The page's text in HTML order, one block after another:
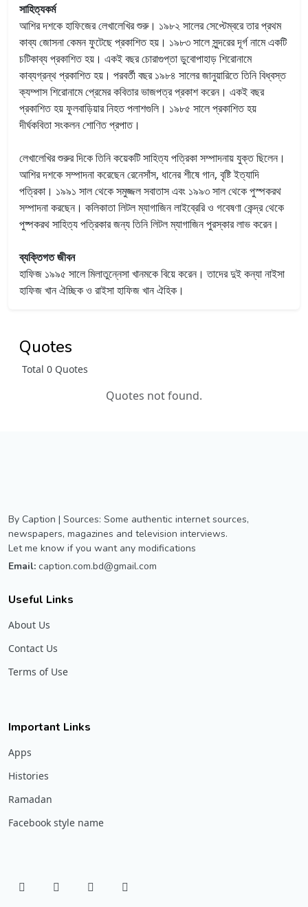
সাহিত্যকর্ম
আশির দশকে হাফিজের লেখালেখির শুরু। ১৯৮২ সালের সেপ্টেম্বরে তার প্রথম
কাব্য জোসনা কেমন ফুটেছে প্রকাশিত হয়। ১৯৮৩ সালে সুন্দরের দূর্গ নামে একটি
চটিকাব্য প্রকাশিত হয়। একই বছর চোরাগুপ্তা ডুবোপাহাড় শিরোনামে
কাব্যগ্রন্থ প্রকাশিত হয়। পরবর্তী বছর ১৯৮৪ সালের জানুয়ারিতে তিনি বিধ্বস্ত
ক্যম্পাস শিরোনামে প্রেমের কবিতার ভাজপত্র প্রকাশ করেন। একই বছর
প্রকাশিত হয় ফুলবাড়িয়ার নিহত পলাশগুলি। ১৯৮৫ সালে প্রকাশিত হয়
দীর্ঘকবিতা সংকলন শোণিত প্রপাত।
লেখালেখির শুরুর দিকে তিনি কয়েকটি সাহিত্য পত্রিকা সম্পাদনায় যুক্ত ছিলেন।
আশির দশকে সম্পাদনা করেছেন রেনেসাঁস, ধানের শীষে গান, বৃষ্টি ইত্যাদি
পত্রিকা। ১৯৯১ সাল থেকে সমুজ্জল সবাতাস এবং ১৯৯৩ সাল থেকে পুস্পকরথ
সম্পাদনা করছেন। কলিকাতা লিটল ম্যাগাজিন লাইব্রেরি ও গবেষণা কেন্দ্র থেকে
পুষ্পকরথ সাহিত্য পত্রিকার জন্য তিনি লিটল ম্যাগাজিন পুরস্কার লাভ করেন।
ব্যক্তিগত জীবন
হাফিজ ১৯৯৫ সালে মিলাতুন্নেসা খানমকে বিয়ে করেন। তাদের দুই কন্যা নাইসা
হাফিজ খান ঐচ্ছিক ও রাইসা হাফিজ খান ঐহিক।
Quotes
Total 0 Quotes
Quotes not found.
By Caption | Sources: Some authentic internet sources,
newspapers, magazines and television interviews.
Let me know if you want any modifications
Email: caption.com.bd@gmail.com
Useful Links
About Us
Contact Us
Terms of Use
Important Links
Apps
Histories
Ramadan
Facebook style name